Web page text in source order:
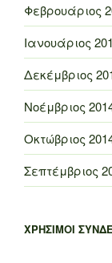
Φεβρουάριος
Ιανουάριος
Δεκέμβριος
Νοέμβριος
Οκτώβριος
Σεπτέμβριος
ΧΡΗΣΙΜΟΙ